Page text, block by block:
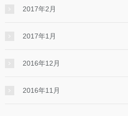
2017年2月
2017年1月
2016年12月
2016年11月